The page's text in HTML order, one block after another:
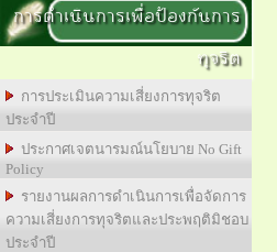
การดำเนินการเพื่อป้องกันการ
ทุจริต
การประเมินความเสี่ยงการทุจริต
ประจำปี
ประกาศเจตนารมณ์นโยบาย No Gift
Policy
รายงานผลการดำเนินการเพื่อจัดการ
ความเสี่ยงการทุจริตและประพฤติมิชอบ
ประจำปี